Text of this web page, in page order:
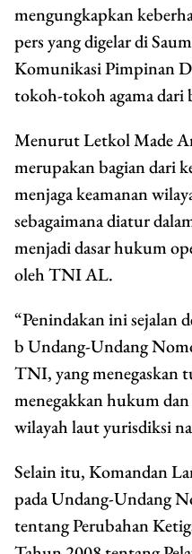
mengungkapkan
pers yang digelar di
Komunikasi Pimpinan
tokoh-tokoh agama dari
Menurut Letkol Made
merupakan bagian dari
menjaga keamanan
sebagaimana diatur
menjadi dasar hukum
oleh TNI AL.
“Penindakan ini sejalan
b Undang-Undang
TNI, yang
menegakkan hukum
wilayah laut yurisdiksi
Selain itu, Komandan
pada Undang-Undang
tentang Perubahan